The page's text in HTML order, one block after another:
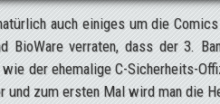
auch einiges um die
BioWare verraten, dass der 3.
der ehemalige C-Sicherheits-
und zum ersten Mal wird man die